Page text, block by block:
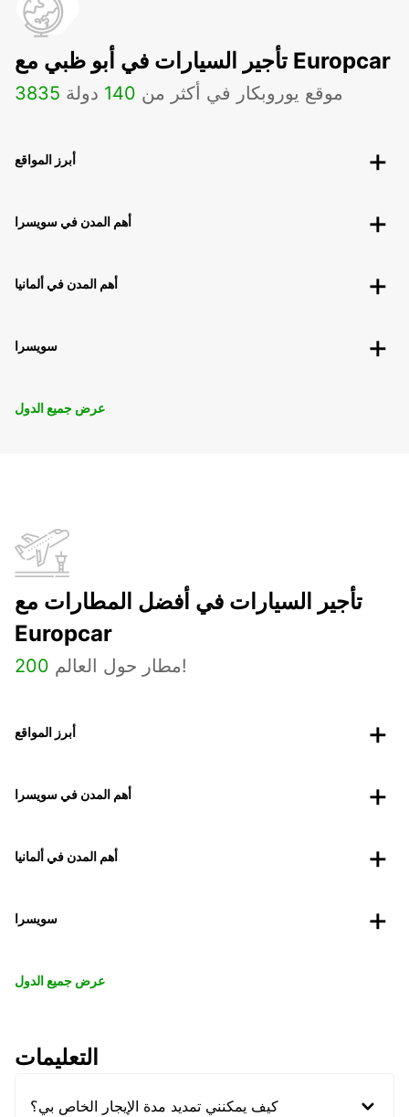
تأجير السيارات في أبو ظبي مع Europcar
3835 موقع يوروبكار في أكثر من 140 دولة
أبرز المواقع
أهم المدن في سويسرا
أهم المدن في ألمانيا
سويسرا
عرض جميع الدول
تأجير السيارات في أفضل المطارات مع
Europcar
200 مطار حول العالم!
أبرز المواقع
أهم المدن في سويسرا
أهم المدن في ألمانيا
سويسرا
عرض جميع الدول
التعليمات
كيف يمكنني تمديد مدة الإيجار الخاص بي؟